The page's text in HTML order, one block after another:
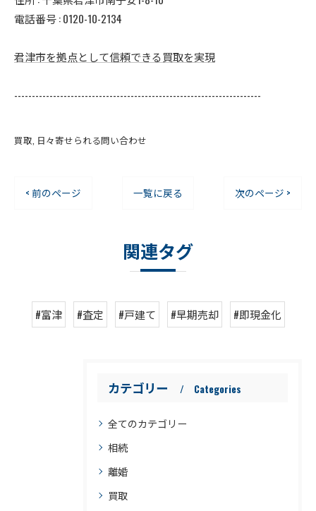
電話番号 : 0120-10-2134
君津市を拠点として信頼できる買取を実現
----------------------------------------------------------------------
買取 日々寄せられる問い合わせ
< 前のページ 一覧に戻る 次のページ >
関連タグ
#富津 #査定 #戸建て #早期売却 #即現金化
カテゴリー Categories
全てのカテゴリー
相続
離婚
買取